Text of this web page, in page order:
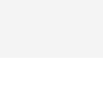
een glanzende